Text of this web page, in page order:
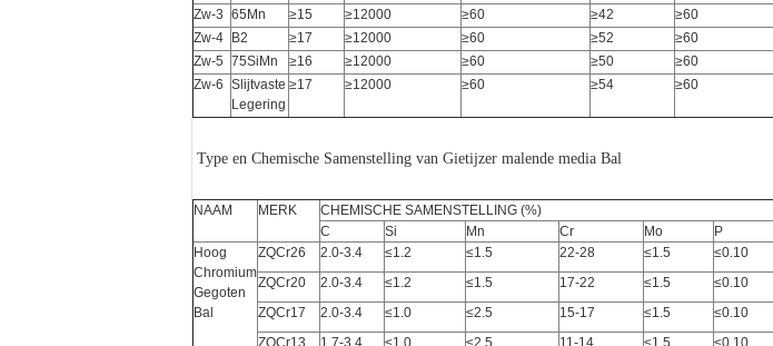
Zw-3 65Mn ≥15 ≥12000 ≥60 ≥42 ≥60
Zw-4
B2 ≥17 ≥12000 ≥60 ≥52 ≥60
Zw-5 75SiMn ≥16 ≥12000 ≥60 ≥50 ≥60
Zw-6 Slijtvaste
Legering
≥17 ≥12000 ≥60 ≥54 ≥60
Type en Chemische Samenstelling van Gietijzer malende media Bal
NAAM MERK
CHEMISCHE SAMENSTELLING (%)
C
Si Mn Cr Mo P
Hoog
Chromium
Gegoten
Bal
ZQCr26 2.0-3.4 ≤1.2 ≤1.5 22-28 ≤1.5 ≤0.10
ZQCr20
2.0-3.4 ≤1.2 ≤1.5 17-22 ≤1.5 ≤0.10
ZQCr17
2.0-3.4 ≤1.0 ≤2.5 15-17 ≤1.5 ≤0.10
ZQCr13
1.7-3.4 ≤1.0 ≤2.5 11-14 ≤1.5 ≤0.10